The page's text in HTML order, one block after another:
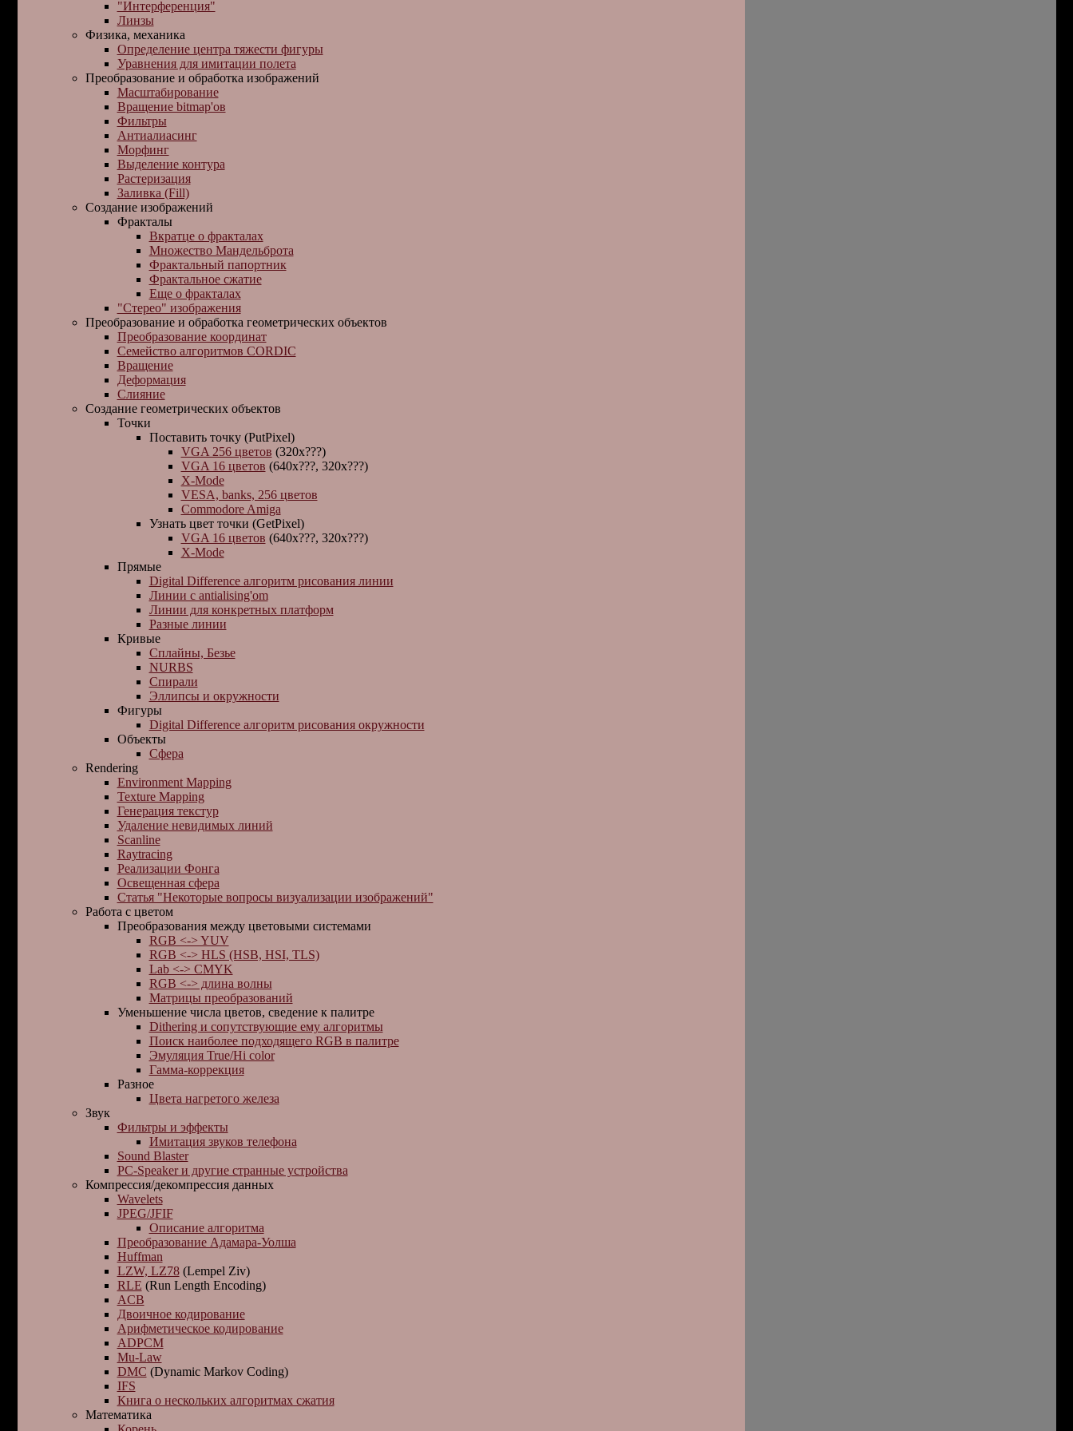
"Интерференция"
Линзы
Физика, механика
Определение центра тяжести фигуры
Уравнения для имитации полета
Преобразование и обработка изображений
Масштабирование
Вращение bitmap'ов
Фильтpы
Антиалиасинг
Морфинг
Выделение контура
Растеризация
Заливка (Fill)
Создание изображений
Фракталы
Вкратце о фракталах
Множество Мандельброта
Фрактальный папортник
Фрактальное сжатие
Еще о фракталах
"Стерео" изображения
Преобразование и обработка геометрических объектов
Пpеобpазование кооpдинат
Семейство алгоpитмов CORDIC
Вращение
Деформация
Слияние
Создание геометрических объектов
Точки
Поставить точку (PutPixel)
VGA 256 цветов (320x???)
VGA 16 цветов (640x???, 320x???)
X-Mode
VESA, banks, 256 цветов
Commodore Amiga
Узнать цвет точки (GetPixel)
VGA 16 цветов (640x???, 320x???)
X-Mode
Прямые
Digital Difference алгоpитм pисования линии
Линии с antialising'om
Линии для конкретных платформ
Разные линии
Кривые
Сплайны, Безье
NURBS
Спирали
Эллипсы и окружности
Фигуры
Digital Difference алгоpитм pисования окpужности
Объекты
Сфера
Rendering
Environment Mapping
Texture Mapping
Генерация текстур
Удаление невидимых линий
Scanline
Raytracing
Реализации Фонга
Освещенная сфера
Статья "Некоторые вопросы визуализации изображений"
Работа с цветом
Преобразования между цветовыми системами
RGB <-> YUV
RGB <-> HLS (HSB, HSI, TLS)
Lab <-> CMYK
RGB <-> длина волны
Матрицы преобразований
Уменьшение числа цветов, сведение к палитре
Dithering и сопутствующие ему алгоритмы
Поиск наиболее подходящего RGB в палитре
Эмуляция True/Hi color
Гамма-коррекция
Разное
Цвета нагретого железа
Звук
Фильтры и эффекты
Имитация звуков телефона
Sound Blaster
PC-Speaker и другие странные устройства
Компрессия/декомпрессия данных
Wavelets
JPEG/JFIF
Описание алгоритма
Преобразование Адамара-Уолша
Huffman
LZW, LZ78(Lempel Ziv)
RLE (Run Length Encoding)
ACB
Двоичное кодирование
Арифметическое кодирование
ADPCM
Mu-Law
DMC (Dynamic Markov Coding)
IFS
Книга о нескольких алгоритмах сжатия
Математика